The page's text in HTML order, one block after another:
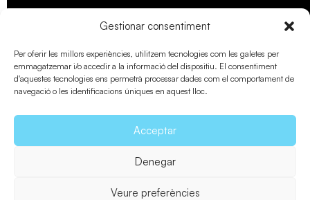
Gestionar consentiment
Per oferir les millors experiències, utilitzem tecnologies com les galetes per
emmagatzemar i/o accedir a la informació del dispositiu. El consentiment
d'aquestes tecnologies ens permetrà processar dades com el comportament de
navegació o les identificacions úniques en aquest lloc.
Acceptar
Denegar
Veure preferències